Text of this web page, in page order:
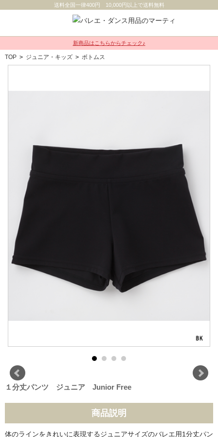
送料全国一律400円 10,000円以上で送料無料
新商品はこちらからチェック♪
TOP > ジュニア・キッズ > ボトムス
１分丈パンツ ジュニア Junior Free
商品説明
体のラインをきれいに表現するジュニアサイズのバレエ用1分丈パン